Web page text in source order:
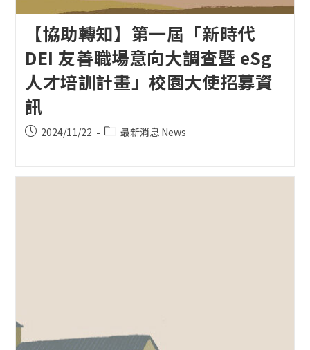
【協助轉知】第一屆「新時代
DEI 友善職場意向大調查暨 eSg
人才培訓計畫」校園大使招募資
訊
Post2024/11/22
Post最新消息 News